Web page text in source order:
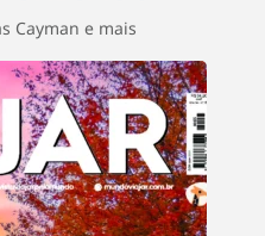
Cayman e mais